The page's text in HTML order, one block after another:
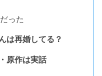
った
は再婚してる？
原作は実話